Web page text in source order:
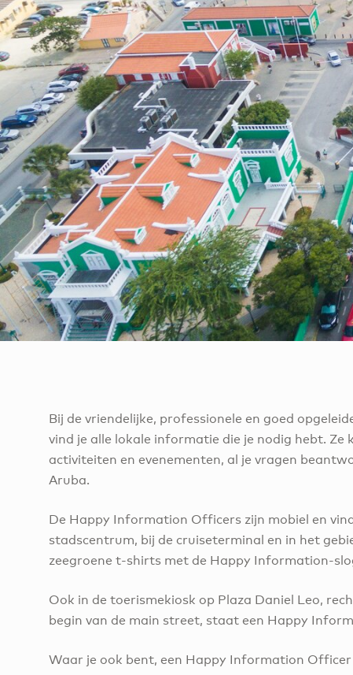
Bij de vriendelijke, professionele en goed
vind je alle lokale informatie die je nodig hebt. Ze
activiteiten en evenementen, al je vragen
Aruba.
De Happy Information Officers zijn mobiel en
stadscentrum, bij de cruiseterminal en in het
zeegroene t-shirts met de Happy Information-
Ook in de toerismekiosk op Plaza Daniel Leo,
begin van de main street, staat een Happy
Waar je ook bent, een Happy Information